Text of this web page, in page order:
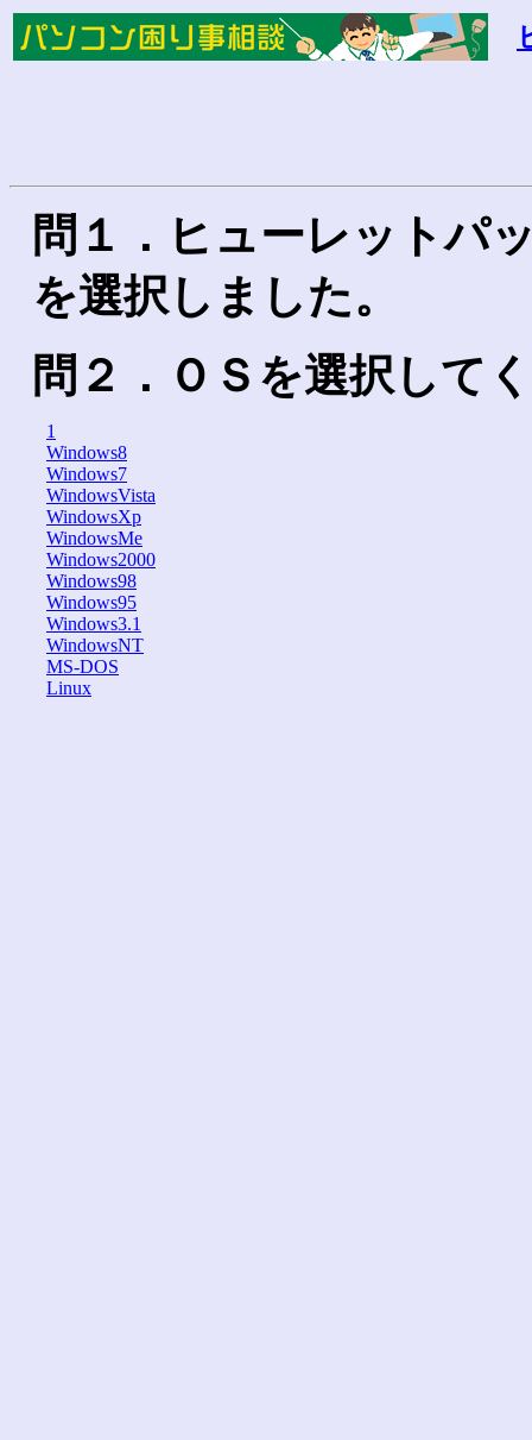
問１．ヒューレット
を選択しました。
問２．ＯＳを選択して
1
Windows8
Windows7
WindowsVista
WindowsXp
WindowsMe
Windows2000
Windows98
Windows95
Windows3.1
WindowsNT
MS-DOS
Linux